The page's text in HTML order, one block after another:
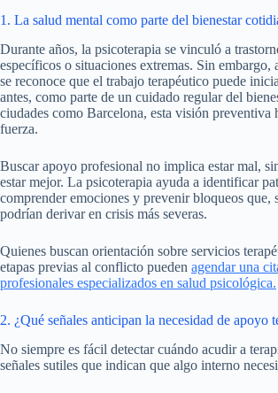
1. La salud mental como parte del bienestar
Durante años, la psicoterapia se vinculó a
específicos o situaciones extremas. Sin embargo,
se reconoce que el trabajo terapéutico puede
antes, como parte de un cuidado regular del
ciudades como Barcelona, esta visión preventiva
fuerza.
Buscar apoyo profesional no implica estar mal,
estar mejor. La psicoterapia ayuda a identificar
comprender emociones y prevenir bloqueos que,
podrían derivar en crisis más severas.
Quienes buscan orientación sobre servicios
etapas previas al conflicto pueden agendar una
profesionales especializados en salud psicológica.
2. ¿Qué señales anticipan la necesidad de apoyo
No siempre es fácil detectar cuándo acudir a
señales sutiles que indican que algo interno